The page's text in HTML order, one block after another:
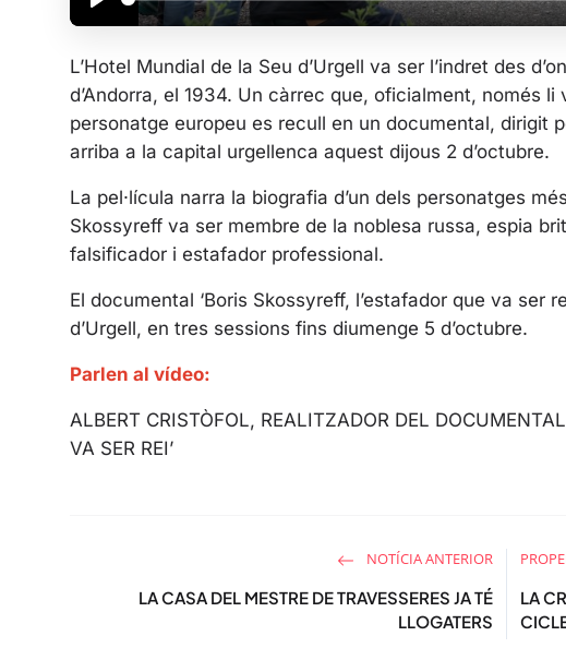
P
a
y
L’Hotel Mundial de la Seu d’Urgell va ser l’indret des
d’Andorra, el 1934. Un càrrec que, oficialment, només
personatge europeu es recull en un documental, dirigit
arriba a la capital urgellenca aquest dijous 2 d’octubre.
La pel·lícula narra la biografia d’un dels personatges
Skossyreff va ser membre de la noblesa russa, espia
falsificador i estafador professional.
El documental ‘Boris Skossyreff, l’estafador que va ser
d’Urgell, en tres sessions fins diumenge 5 d’octubre.
Parlen al vídeo:
ALBERT CRISTÒFOL, REALITZADOR DEL DOCUMENTAL
VA SER REI’
NOTÍCIA ANTERIOR
LA CASA DEL MESTRE DE TRAVESSERES JA TÉ
LLOGATERS
LA